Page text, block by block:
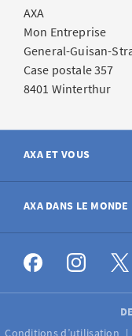
AXA
Mon Entreprise
General-Guisan-
Case postale 357
8401 Winterthur
AXA ET VOUS
Contact
Déclarer sinistre
Postes à pourvoir
AXA DANS LE MONDE
AXA dans le monde
DE
Conditions d’utilisation